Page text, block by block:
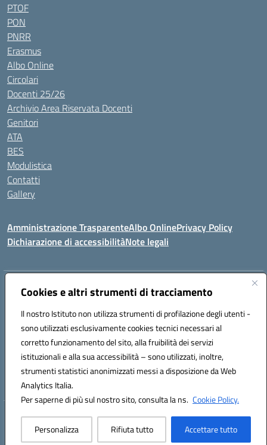
Cookies e altri strumenti di tracciamento
Il nostro Istituto non utilizza strumenti di profilazione degli utenti -
sono utilizzati esclusivamente cookies tecnici necessari al
corretto funzionamento del sito, alla fruibilità dei servizi
istituzionali e alla sua accessibilità – sono utilizzati, inoltre,
strumenti statistici anonimizzati messi a disposizione da Web
Analytics Italia.
Per saperne di più sul nostro sito, consulta la ns. Cookie Policy.
Personalizza Rifiuta tutto Accettare tutto
PTOF
PON
PNRR
Erasmus
Albo Online
Circolari
Docenti 25/26
Archivio Area Riservata Docenti
Genitori
ATA
BES
Modulistica
Contatti
Gallery
Amministrazione TrasparenteAlbo OnlinePrivacy Policy
Dichiarazione di accessibilitàNote legali
Indirizzo:Via Coniugi Crigna – Cap. 89861 – Tropea (VV)
Posta elettronica certificata (PEC):vvic82200d@pec.istruzione.it
Codice fiscale: 96012410799
Codice meccanografico:VVIC82200D
Codice Indice delle Pubbliche Amministrazioni (IPA): istsc_vvic82200d
Codice unico di fatturazione (CUF): UFUKAE
Hosting & Powered by 3D Solution S.r.l.
Concept & Design by Designers Italia